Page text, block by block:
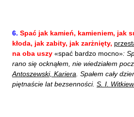
6. Spać jak kamień, kamieniem, jak
kłoda, jak zabity, jak zarżnięty,
na oba uszy «spać bardzo mocno»:
rano się ocknąłem, nie wiedziałem
Antoszewski, Kariera . Spałem cały
piętnaście lat bezsenności. S. I.